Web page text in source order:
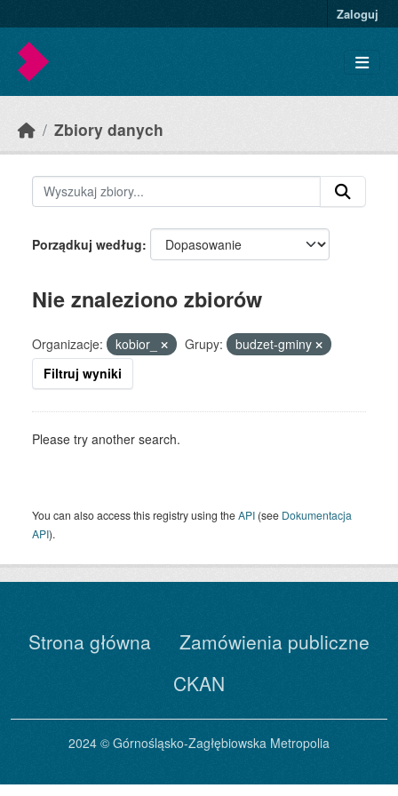
Zaloguj
Zbiory danych
Porządkuj według
Nie znaleziono zbiorów
Organizacje: kobior_ Grupy:
budzet-gminy
Filtruj wyniki
Please try another search.
You can also access this registry using theAPI (see Dokumentacja
API).
Strona główna
Zamówienia publiczne
CKAN
2024 © Górnośląsko-Zagłębiowska Metropolia